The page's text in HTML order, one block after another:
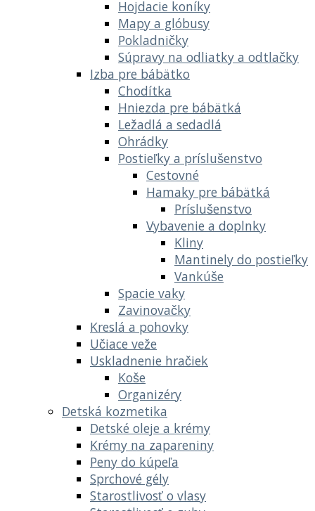
Hojdacie koníky
Mapy a glóbusy
Pokladničky
Súpravy na odliatky a odtlačky
Izba pre bábätko
Chodítka
Hniezda pre bábätká
Ležadlá a sedadlá
Ohrádky
Postieľky a príslušenstvo
Cestovné
Hamaky pre bábätká
Príslušenstvo
Vybavenie a doplnky
Kliny
Mantinely do postieľky
Vankúše
Spacie vaky
Zavinovačky
Kreslá a pohovky
Učiace veže
Uskladnenie hračiek
Koše
Organizéry
Detská kozmetika
Detské oleje a krémy
Krémy na zapareniny
Peny do kúpeľa
Sprchové gély
Starostlivosť o vlasy